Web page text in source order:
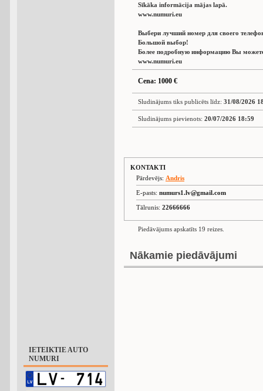
IETEIKTIE AUTO
NUMURI
Sīkāka informācija mājas lapā.
www.numuri.eu
Выбери лучший номер для своего
Большой выбор!
Более подробную информацию Вы
www.numuri.eu
Cena: 1000 €
Sludinājums tiks publicēts līdz: 31/08/2026
Sludinājums pievienots: 20/07/2026 18:59
KONTAKTI
Pārdevējs: Andris
E-pasts: numurs1.lv@gmail.com
Tālrunis: 22666666
Piedāvājums apskatīts 19 reizes.
Nākamie piedāvājumi